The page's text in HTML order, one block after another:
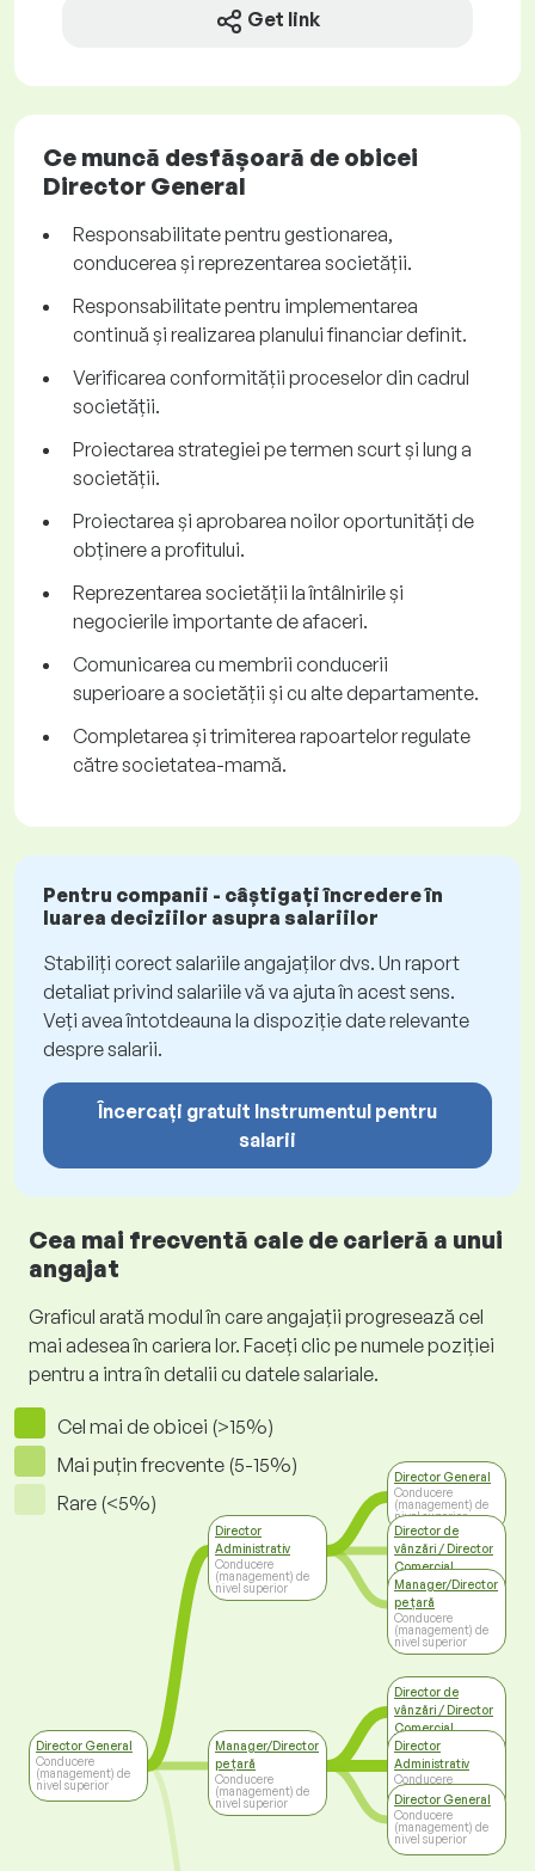
Get link
Ce muncă desfășoară de obicei
Director General
Responsabilitate pentru gestionarea,
conducerea și reprezentarea societății.
Responsabilitate pentru implementarea
continuă și realizarea planului financiar definit.
Verificarea conformității proceselor din cadrul
societății.
Proiectarea strategiei pe termen scurt și lung a
societății.
Proiectarea și aprobarea noilor oportunități de
obținere a profitului.
Reprezentarea societății la întâlnirile și
negocierile importante de afaceri.
Comunicarea cu membrii conducerii
superioare a societății și cu alte departamente.
Completarea și trimiterea rapoartelor regulate
către societatea-mamă.
Pentru companii - câștigați încredere în
luarea deciziilor asupra salariilor
Stabiliți corect salariile angajaților dvs. Un raport
detaliat privind salariile vă va ajuta în acest sens.
Veți avea întotdeauna la dispoziție date relevante
despre salarii.
Încercați gratuit Instrumentul pentru
salarii
Cea mai frecventă cale de carieră a unui
angajat
Graficul arată modul în care angajații progresează cel
mai adesea în cariera lor. Faceți clic pe numele poziției
pentru a intra în detalii cu datele salariale.
Cel mai de obicei (>15%)
Mai puțin frecvente (5-15%)
Rare (<5%)
Director General
Conducere
(management) de
nivel superior
Director
Administrativ
Conducere
(management) de
nivel superior
Manager/Director
pe țară
Conducere
(management) de
nivel superior
Director General
Conducere
(management) de
nivel superior
Director de
vânzări / Director
Comercial
Conducere
(management) de
nivel superior
Manager/Director
pe țară
Conducere
(management) de
nivel superior
Director de
vânzări / Director
Comercial
Conducere
(management) de
nivel superior
Director
Administrativ
Conducere
(management) de
nivel superior
Director General
Conducere
(management) de
nivel superior